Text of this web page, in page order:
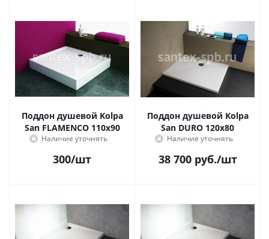
Поддон душевой Kolpa
San FLAMENCO 110х90
Наличие уточнять
300/шт
Поддон душевой Kolpa
San DURO 120х80
Наличие уточнять
38 700руб./шт